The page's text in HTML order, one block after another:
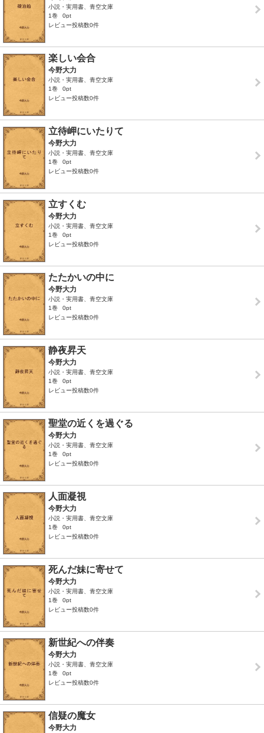
小説・実用書、青空文庫
1巻
0pt
レビュー投稿数0件
楽しい会合
今野大力
小説・実用書、青空文庫
1巻
0pt
レビュー投稿数0件
立待岬にいたりて
今野大力
小説・実用書、青空文庫
1巻
0pt
レビュー投稿数0件
立すくむ
今野大力
小説・実用書、青空文庫
1巻
0pt
レビュー投稿数0件
たたかいの中に
今野大力
小説・実用書、青空文庫
1巻
0pt
レビュー投稿数0件
静夜昇天
今野大力
小説・実用書、青空文庫
1巻
0pt
レビュー投稿数0件
聖堂の近くを過ぐる
今野大力
小説・実用書、青空文庫
1巻
0pt
レビュー投稿数0件
人面凝視
今野大力
小説・実用書、青空文庫
1巻
0pt
レビュー投稿数0件
死んだ妹に寄せて
今野大力
小説・実用書、青空文庫
1巻
0pt
レビュー投稿数0件
新世紀への伴奏
今野大力
小説・実用書、青空文庫
1巻
0pt
レビュー投稿数0件
信疑の魔女
今野大力